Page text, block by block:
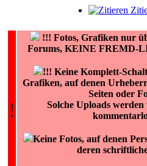
!
!!! Fotos, Grafiken nur
Forums, KEINE FREMD-
!!! Keine Komplett-
Grafiken, auf denen
Seiten oder
Solche Uploads werden
Keine Fotos, auf denen
deren